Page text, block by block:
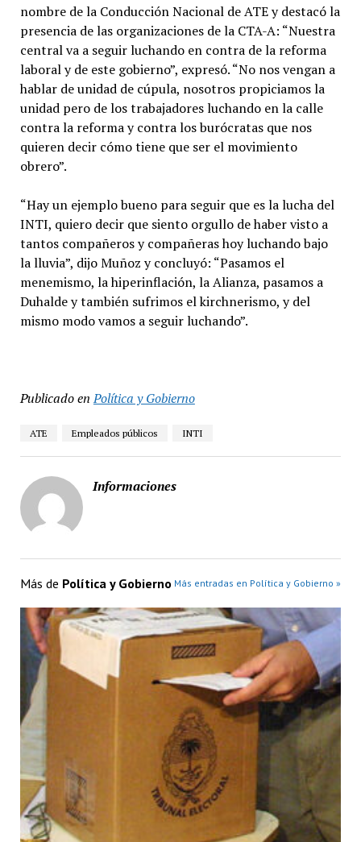
nombre de la Conducción Nacional de ATE y destacó la
presencia de las organizaciones de la CTA-A: “Nuestra
central va a seguir luchando en contra de la reforma
laboral y de este gobierno”, expresó. “No nos vengan a
hablar de unidad de cúpula, nosotros propiciamos la
unidad pero de los trabajadores luchando en la calle
contra la reforma y contra los burócratas que nos
quieren decir cómo tiene que ser el movimiento
obrero”.
“Hay un ejemplo bueno para seguir que es la lucha del
INTI, quiero decir que siento orgullo de haber visto a
tantos compañeros y compañeras hoy luchando bajo
la lluvia”, dijo Muñoz y concluyó: “Pasamos el
menemismo, la hiperinflación, la Alianza, pasamos a
Duhalde y también sufrimos el kirchnerismo, y del
mismo modo vamos a seguir luchando”.
Publicado en Política y Gobierno
ATE Empleados públicos INTI
Informaciones
Más de Política y Gobierno Más entradas en Política y Gobierno »